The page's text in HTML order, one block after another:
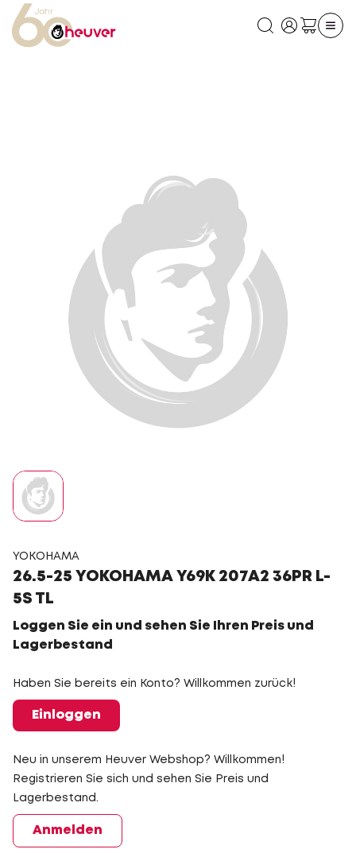
YOKOHAMA
26.5-25 YOKOHAMA Y69K 207A2 36PR L-
5S TL
Loggen Sie ein und sehen Sie Ihren Preis und
Lagerbestand
Haben Sie bereits ein Konto? Willkommen zurück!
Einloggen
Neu in unserem Heuver Webshop? Willkommen!
Registrieren Sie sich und sehen Sie Preis und
Lagerbestand.
Anmelden